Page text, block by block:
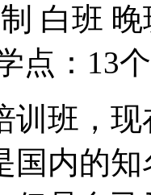
白班 晚
点：13个
训班，
国内的